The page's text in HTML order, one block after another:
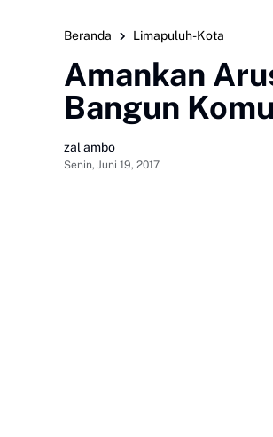
Beranda Limapuluh-Kota
Amankan
Bangun
zal ambo
Senin, Juni 19, 2017